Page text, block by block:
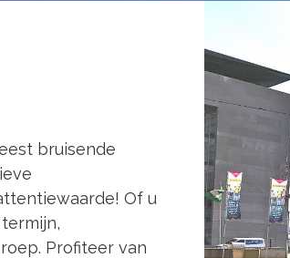
bruisende
Of u
Profiteer van